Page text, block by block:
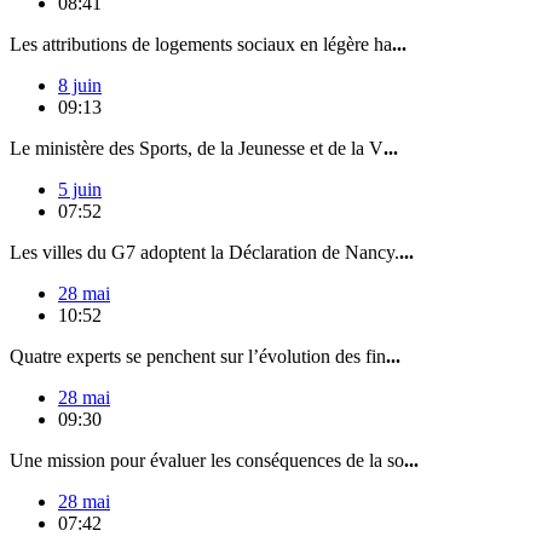
Les attributions de logements sociaux en légère ha...
8 juin
09:13
Le ministère des Sports, de la Jeunesse et de la V...
5 juin
07:52
Les villes du G7 adoptent la Déclaration de Nancy....
28 mai
10:52
Quatre experts se penchent sur l’évolution des fin...
28 mai
09:30
Une mission pour évaluer les conséquences de la so...
28 mai
07:42